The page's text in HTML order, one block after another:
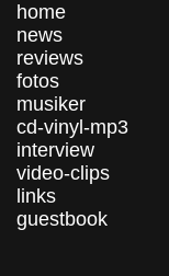
home
news
reviews
fotos
musiker
cd-vinyl-mp3
interview
video-clips
links
guestbook